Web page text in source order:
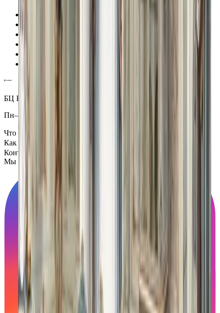
Проверенные экспертами поставщики
100% материальная ответственность
Исключительная поддержка
БЦ Ванкэ, Фошань, Гуандун, Китай
Пн–Пт 5:00–14:00 (Мск)
Что посмотреть
Как всё устроено
Контакты
Мы в социальных сетях